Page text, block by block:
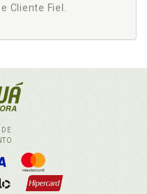
Cliente Fiel.
DE